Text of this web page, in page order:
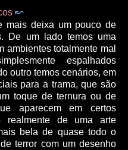
↜
mais deixa um pouco de
De um lado temos uma
ambientes totalmente mal
espalhados
outro temos cenários, em
para a trama, que são
toque de ternura ou de
aparecem em certos
realmente de uma arte
bela de quase todo o
terror com um desenho